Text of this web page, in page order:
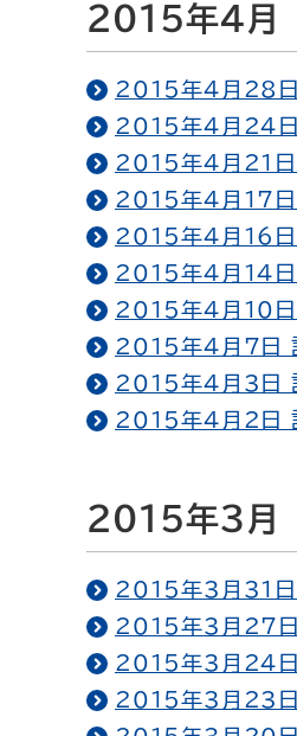
2015年4月
2015年4月28日
2015年4月24日
2015年4月21日
2015年4月17日
2015年4月16日
2015年4月14日
2015年4月10日
2015年4月7日
2015年4月3日
2015年4月2日 記
2015年3月
2015年3月31日
2015年3月27日
2015年3月24日
2015年3月23日